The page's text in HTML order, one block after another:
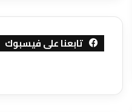
تابعنا على فيسبوك